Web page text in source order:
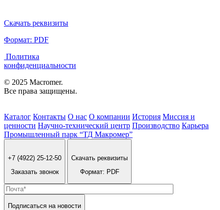
Скачать реквизиты
Формат: PDF
Политика
конфиденциальности
© 2025 Macromer.
Все права защищены.
Каталог Контакты О нас О компании История Миссия и
ценности Научно-технический центр Производство Карьера
Промышленный парк “ТД Макромер”
+7 (4922) 25-12-50
Заказать звонок
Скачать реквизиты
Формат: PDF
Подписаться на новости